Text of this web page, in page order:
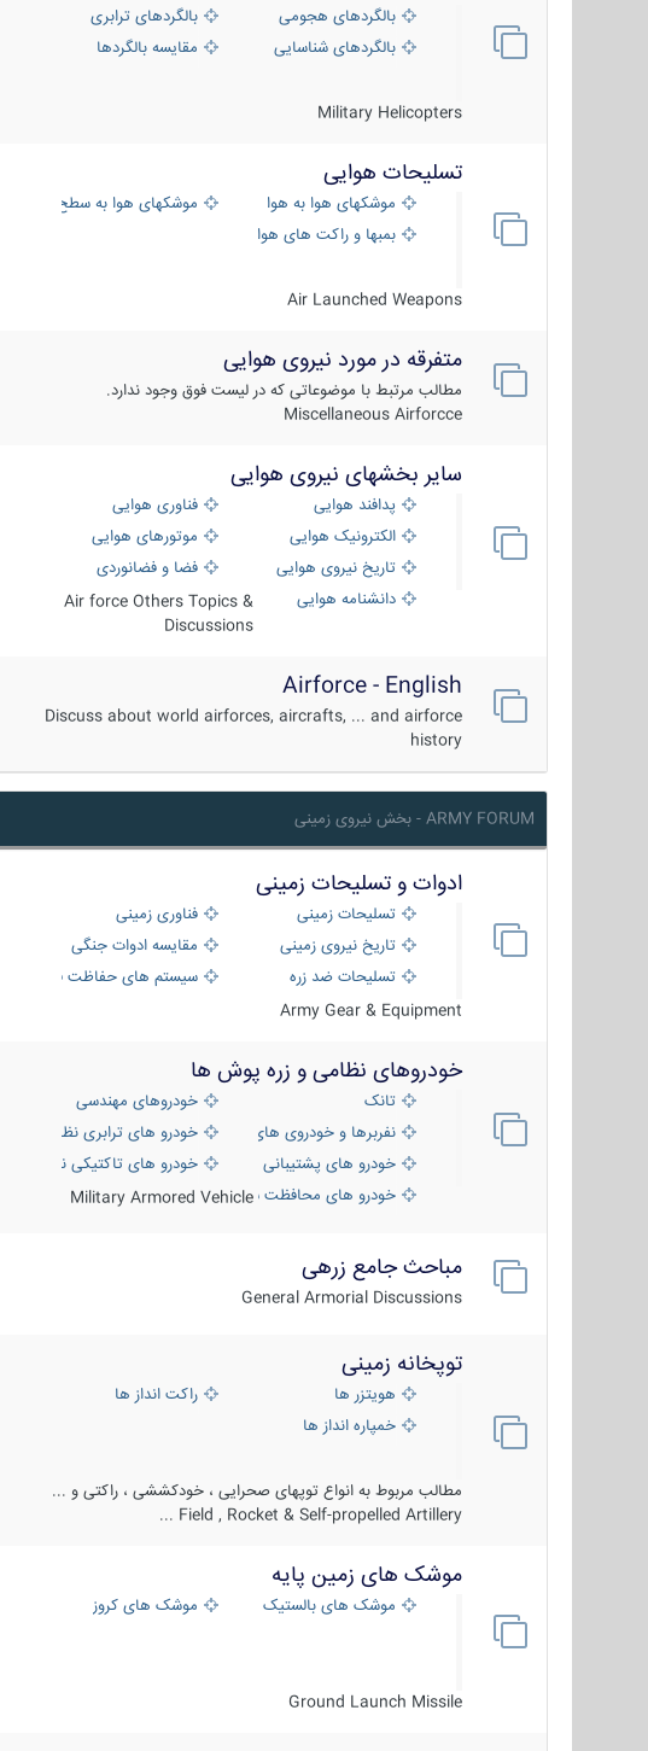
بالگردهای هجومی
بالگردهای ترابری
بالگردهای شناسایی
مقایسه بالگردها
Military Helicopters
تسلیحات هوایی
موشکهای هوا به هوا
موشکهای هوا به سطح
بمبها و راکت های هوایی
Air Launched Weapons
متفرقه در مورد نیروی هوایی
مطالب مرتبط با موضوعاتی که در لیست فوق وجود ندارد.
Miscellaneous Airforcce
سایر بخشهای نیروی هوایی
پدافند هوایی
فناوری هوایی
الکترونیک هوایی
موتورهای هوایی
تاریخ نیروی هوایی
فضا و فضانوردی
دانشنامه هوایی
Air force Others Topics &
Discussions
Airforce - English
Discuss about world airforces, aircrafts, ... and airforce
history
ARMY FORUM - بخش نیروی زمینی
ادوات و تسلیحات زمینی
تسلیحات زمینی
فناوری زمینی
تاریخ نیروی زمینی
مقایسه ادوات جنگی
تسلیحات ضد زره
سیستم های حفاظت فعال
Army Gear & Equipment
خودروهای نظامی و زره پوش ها
تانک
خودروهای مهندسی
نفربرها و خودروی های رزمی پیاده نظامخودرو های ترابری نظامی
خودرو های پشتیبانی آتش ، شناسایی و ضد تانک
خودرو های تاکتیکی نظامی
خودرو های محافظت شدهMilitary Armored Vehicle
مباحث جامع زرهی
General Armorial Discussions
توپخانه زمینی
هویتزر ها
راکت انداز ها
خمپاره انداز ها
مطالب مربوط به انواع توپهای صحرایی ، خودکششی ، راکتی و ...
Field , Rocket & Self-propelled Artillery ...
موشک های زمین پایه
موشک های بالستیک موشک های کروز
Ground Launch Missile